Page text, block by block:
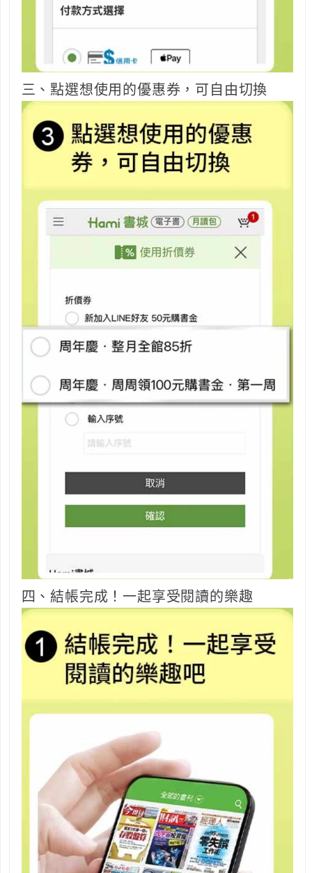
三、點選想使用的優惠券，可自由切換
四、結帳完成！一起享受閱讀的樂趣